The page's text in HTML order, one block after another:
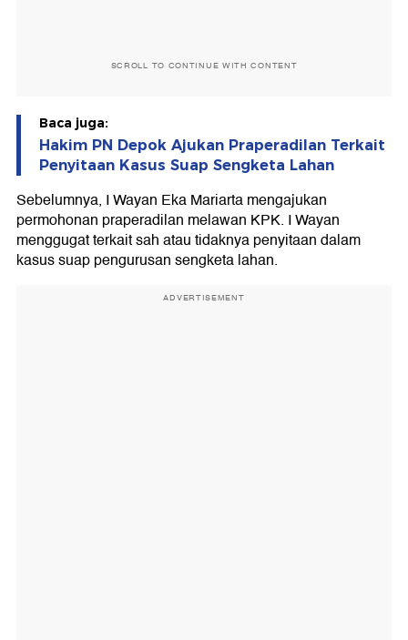
SCROLL TO CONTINUE WITH CONTENT
Baca juga:
Hakim PN Depok Ajukan Praperadilan Terkait
Penyitaan Kasus Suap Sengketa Lahan
Sebelumnya, I Wayan Eka Mariarta mengajukan
permohonan praperadilan melawan KPK. I Wayan
menggugat terkait sah atau tidaknya penyitaan dalam
kasus suap pengurusan sengketa lahan.
ADVERTISEMENT